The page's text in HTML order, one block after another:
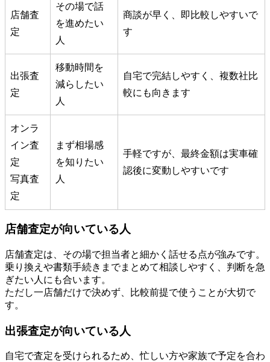
店舗査
定
その場で話
を進めたい
人
商談が早く、即比較しやすいで
す
出張査
定
移動時間を
減らしたい
人
自宅で完結しやすく、複数社比
較にも向きます
オンラ
イン査
定
写真査
定
まず相場感
を知りたい
人
手軽ですが、最終金額は実車確
認後に変動しやすいです
店舗査定が向いている人
店舗査定は、その場で担当者と細かく話せる点が強みです。
乗り換えや書類手続きまでまとめて相談しやすく、判断を急
ぎたい人にも合います。
ただし一店舗だけで決めず、比較前提で使うことが大切で
す。
出張査定が向いている人
自宅で査定を受けられるため、忙しい方や家族で予定を合わ